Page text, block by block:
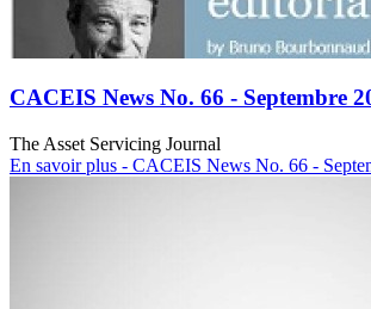
CACEIS News No. 66 - Septembre
The Asset Servicing Journal
En savoir plus - CACEIS News No. 66 -